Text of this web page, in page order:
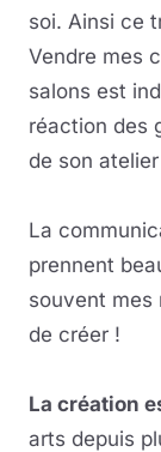
soi. Ainsi ce
Vendre mes
salons est
réaction des
de son
La
prennent
souvent mes
de créer !
La création
arts depuis